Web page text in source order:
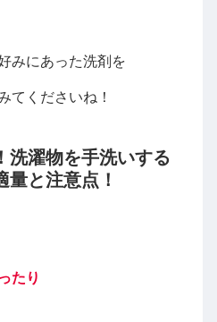
みにあった洗剤を
てくださいね！
洗濯物を手洗いする
量と注意点！
たり